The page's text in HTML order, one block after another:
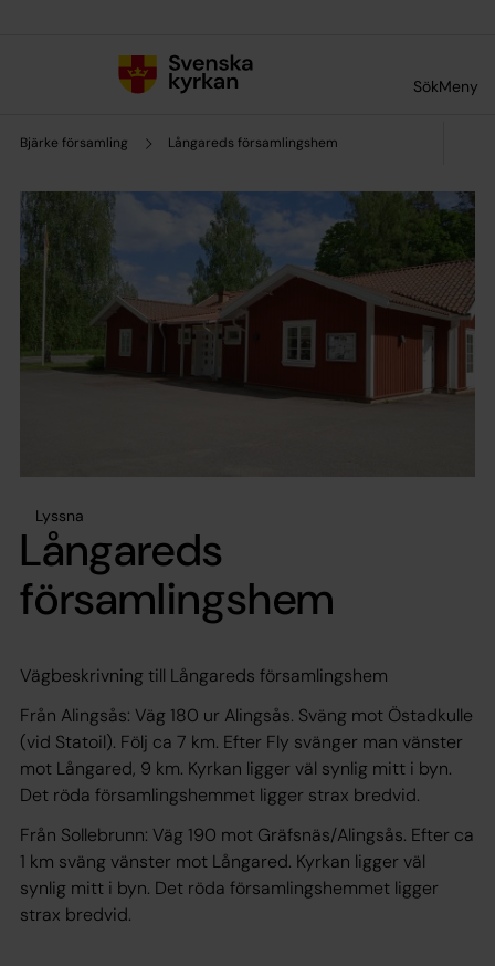
SökMeny
Bjärke församling Långareds församlingshem
Lyssna
Långareds
församlingshem
Vägbeskrivning till Långareds församlingshem
Från Alingsås: Väg 180 ur Alingsås. Sväng mot Östadkulle
(vid Statoil). Följ ca 7 km. Efter Fly svänger man vänster
mot Långared, 9 km. Kyrkan ligger väl synlig mitt i byn.
Det röda församlingshemmet ligger strax bredvid.
Från Sollebrunn: Väg 190 mot Gräfsnäs/Alingsås. Efter ca
1 km sväng vänster mot Långared. Kyrkan ligger väl
synlig mitt i byn. Det röda församlingshemmet ligger
strax bredvid.